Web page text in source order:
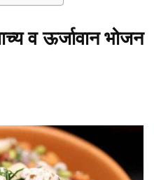
व ऊर्जावान भोजन